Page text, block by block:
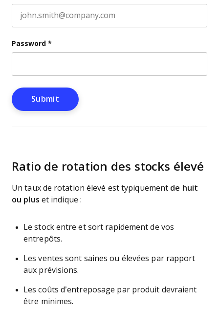
Password *
Ratio de rotation des stocks élevé
Un taux de rotation élevé est typiquement de huit
ou plus et indique :
Le stock entre et sort rapidement de vos
entrepôts.
Les ventes sont saines ou élevées par rapport
aux prévisions.
Les coûts d’entreposage par produit devraient
être minimes.